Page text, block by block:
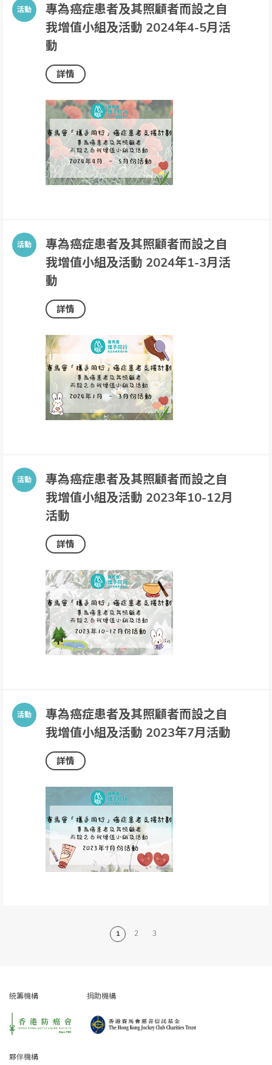
專為癌症患者及其照顧者而設之自
我增值小組及活動 2024年4-5月活
動
詳情
專為癌症患者及其照顧者而設之自
我增值小組及活動 2024年1-3月活
動
詳情
專為癌症患者及其照顧者而設之自
我增值小組及活動 2023年10-12月
活動
詳情
專為癌症患者及其照顧者而設之自
我增值小組及活動 2023年7月活動
詳情
1 2 3
統籌機構 捐助機構
夥伴機構